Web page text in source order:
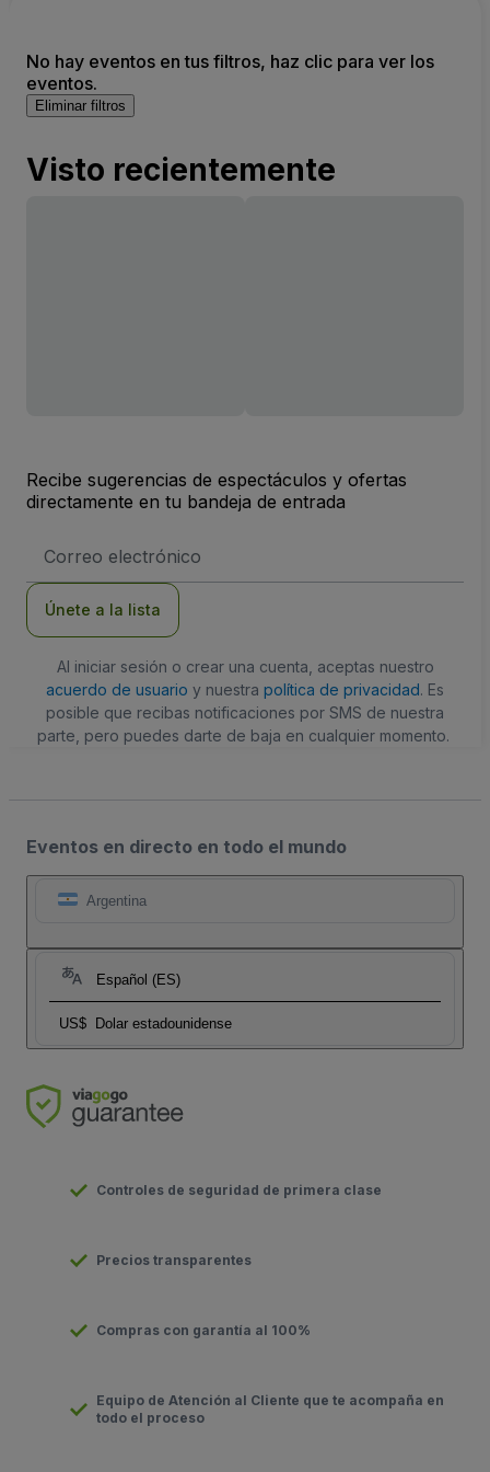
No hay eventos en tus filtros, haz clic para ver los
eventos.
Eliminar filtros
Visto recientemente
Recibe sugerencias de espectáculos y ofertas
directamente en tu bandeja de entrada
de
Únete a la lista
Al iniciar sesión o crear una cuenta, aceptas nuestro
acuerdo de usuario y nuestra política de privacidad. Es
posible que recibas notificaciones por SMS de nuestra
parte, pero puedes darte de baja en cualquier momento.
Eventos en directo en todo el mundo
Argentina
Español (ES)
US$ Dolar estadounidense
Controles de seguridad de primera clase
Precios transparentes
Compras con garantía al 100%
Equipo de Atención al Cliente que te acompaña en
todo el proceso